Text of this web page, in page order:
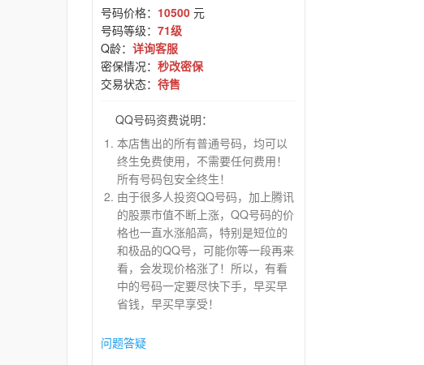
号码价格： 10500 元
号码等级： 71级
Q龄： 详询客服
密保情况： 秒改密保
交易状态： 待售
QQ号码资费说明：
本店售出的所有普通号码，均可以
终生免费使用，不需要任何费用！
所有号码包安全终生！
由于很多人投资QQ号码，加上腾讯
的股票市值不断上涨，QQ号码的价
格也一直水涨船高，特别是短位的
和极品的QQ号，可能你等一段再来
看，会发现价格涨了！所以，有看
中的号码一定要尽快下手，早买早
省钱，早买早享受！
问题答疑